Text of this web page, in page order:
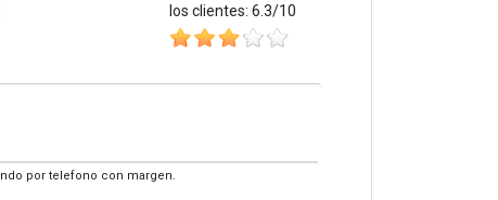
los clientes: 6.3/10
por telefono con margen.